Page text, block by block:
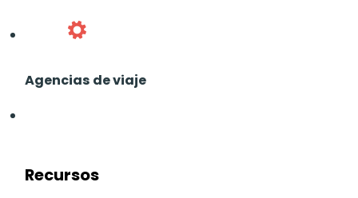
Agencias de viaje
Recursos